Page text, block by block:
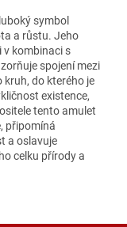
symbol
a růstu. Jeho
v kombinaci s
spojení mezi
do kterého je
existence,
tento amulet
připomíná
a oslavuje
celku přírody a